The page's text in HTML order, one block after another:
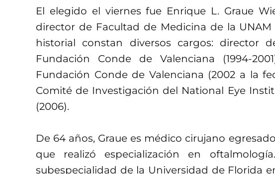
El elegido el viernes fue Enrique L. Graue
director de Facultad de Medicina de la
historial constan diversos cargos: director
Fundación Conde de Valenciana (1994-
Fundación Conde de Valenciana (2002 a la
Comité de Investigación del National Eye
(2006).
De 64 años, Graue es médico cirujano
que realizó especialización en
subespecialidad de la Universidad de Florida